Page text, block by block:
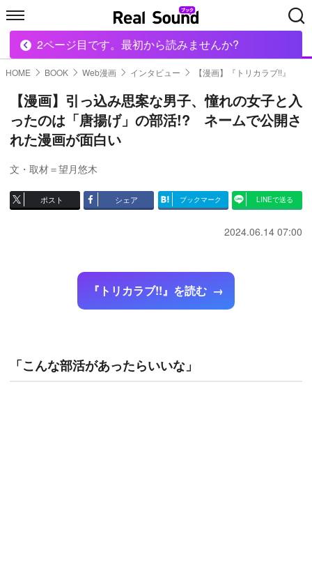
HOME MUSIC MOVIE TECH
HOME BOOK Web漫画 インタビュー 【漫画】『トリカラブ!!』
【漫画】引っ込み思案な男子、憧れの女子と入
ったのは「唐揚げ」の部活!? ネームで公開さ
れた漫画が面白い
文・取材＝望月悠木
ポスト シェア ブックマーク LINEで送る
2024.06.14 07:00
『トリカラブ!!』を読む
「こんな部活があったらいいな」
2ページ目です。最初から読みませんか?